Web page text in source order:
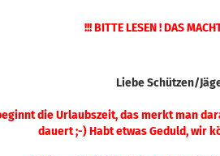
!!! BITTE LESEN ! DAS
Liebe Schützen/
die Urlaubszeit, das merkt man
dauert ;-) Habt etwas Geduld, wir
Führungsdorne / Mandrels »